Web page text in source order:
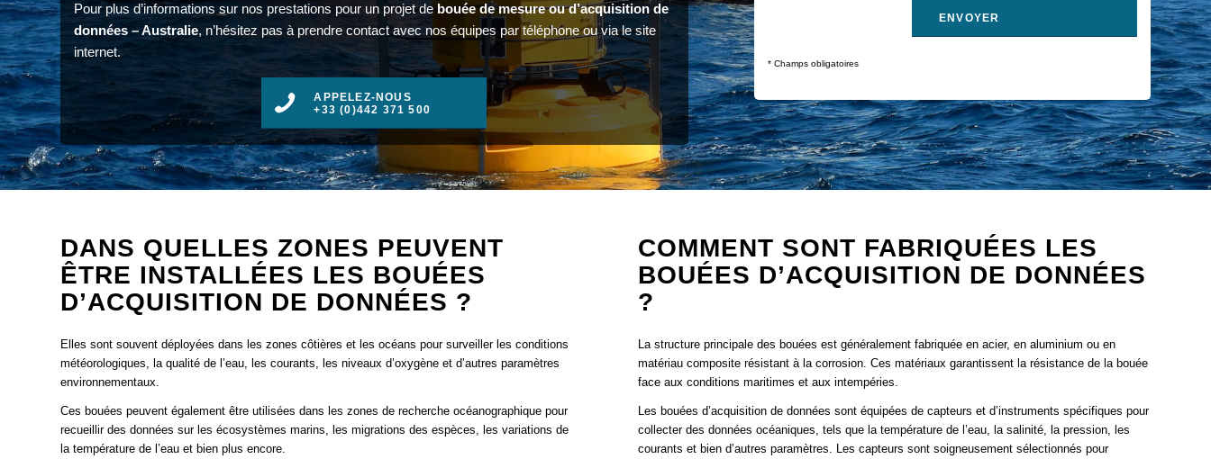
Pour plus d’informations sur nos prestations pour un projet de bouée de mesure ou d’acquisition de
données – Australie, n’hésitez pas à prendre contact avec nos équipes par téléphone ou via le site
internet.
APPELEZ-NOUS
+33 (0)442 371 500
* Champs obligatoires
DANS QUELLES ZONES PEUVENT
ÊTRE INSTALLÉES LES BOUÉES
D’ACQUISITION DE DONNÉES ?
Elles sont souvent déployées dans les zones côtières et les océans pour surveiller les conditions
météorologiques, la qualité de l’eau, les courants, les niveaux d’oxygène et d’autres paramètres
environnementaux.
Ces bouées peuvent également être utilisées dans les zones de recherche océanographique pour
recueillir des données sur les écosystèmes marins, les migrations des espèces, les variations de
la température de l’eau et bien plus encore.
COMMENT SONT FABRIQUÉES LES
BOUÉES D’ACQUISITION DE DONNÉES
?
La structure principale des bouées est généralement fabriquée en acier, en aluminium ou en
matériau composite résistant à la corrosion. Ces matériaux garantissent la résistance de la bouée
face aux conditions maritimes et aux intempéries.
Les bouées d’acquisition de données sont équipées de capteurs et d’instruments spécifiques pour
collecter des données océaniques, tels que la température de l’eau, la salinité, la pression, les
courants et bien d’autres paramètres. Les capteurs sont soigneusement sélectionnés pour